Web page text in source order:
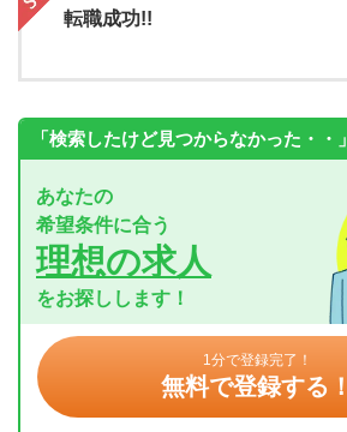
転職成功!!
「検索したけど見つからなかった・・」
あなたの
希望条件に合う
理想の求人
をお探しします！
1分で登録完了！
無料で登録する！